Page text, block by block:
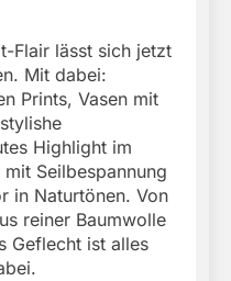
Flair lässt sich jetzt
Mit dabei:
Prints, Vasen mit
Highlight im
Seilbespannung
in Naturtönen. Von
reiner Baumwolle
Geflecht ist alles